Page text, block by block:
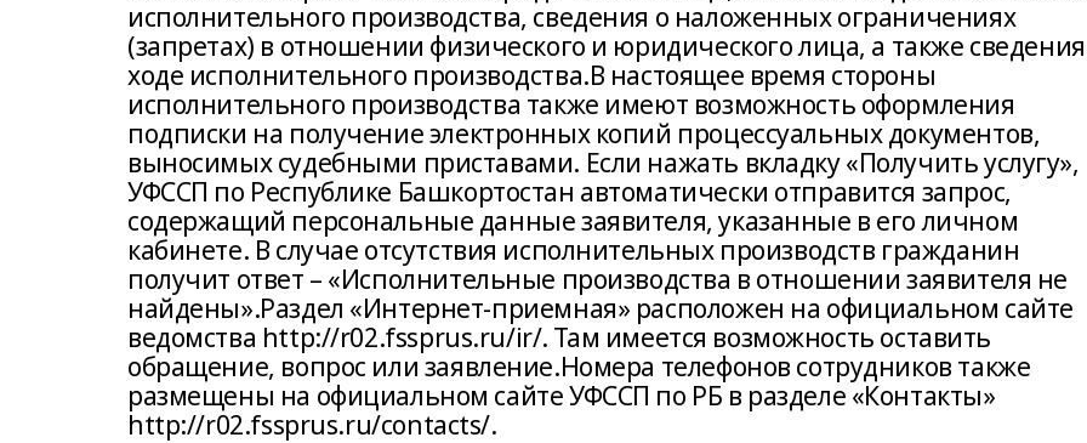
исполнительного производства, сведения о наложенных ограничениях
(запретах) в отношении физического и юридического лица, а также
ходе исполнительного производства.В настоящее время стороны
исполнительного производства также имеют возможность оформления
подписки на получение электронных копий процессуальных документов,
выносимых судебными приставами. Если нажать вкладку «Получить услугу»,
УФССП по Республике Башкортостан автоматически отправится запрос,
содержащий персональные данные заявителя, указанные в его личном
кабинете. В случае отсутствия исполнительных производств гражданин
получит ответ – «Исполнительные производства в отношении заявителя не
найдены».Раздел «Интернет-приемная» расположен на официальном сайте
ведомства http://r02.fssprus.ru/ir/. Там имеется возможность оставить
обращение, вопрос или заявление.Номера телефонов сотрудников также
размещены на официальном сайте УФССП по РБ в разделе «Контакты»
http://r02.fssprus.ru/contacts/.